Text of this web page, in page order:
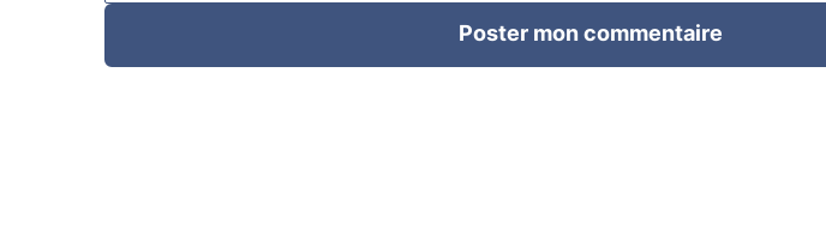
Poster mon commentaire